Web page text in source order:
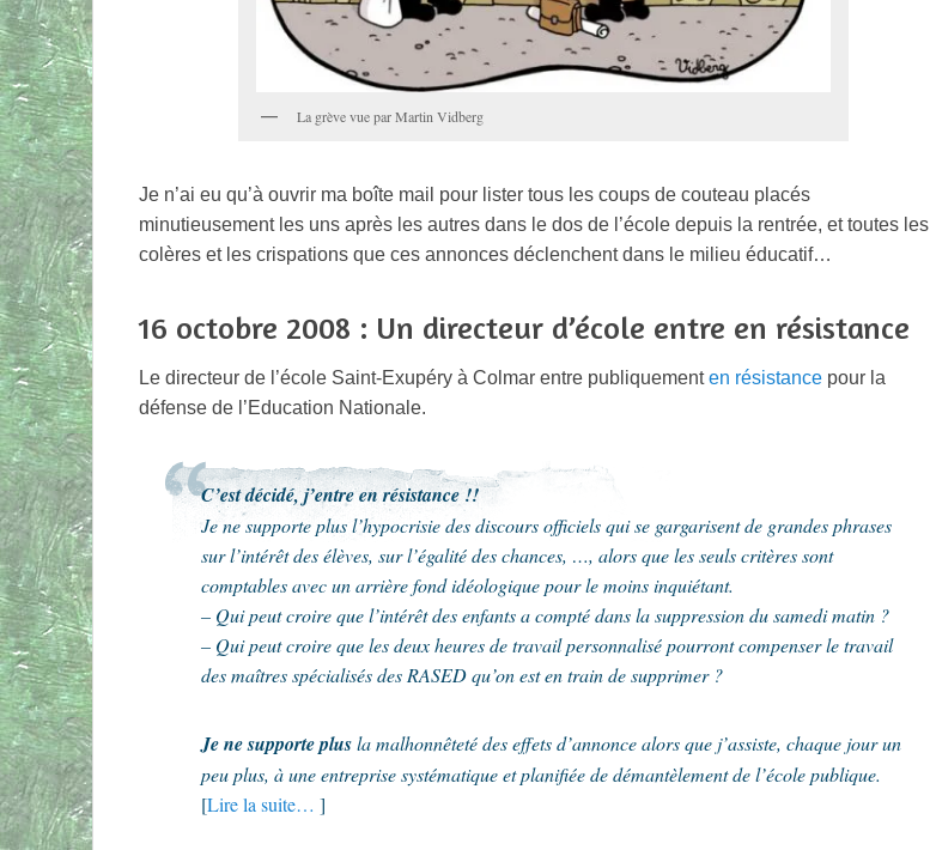
La grève vue par Martin Vidberg
Je n’ai eu qu’à ouvrir ma boîte mail pour lister tous les coups de couteau placés
minutieusement les uns après les autres dans le dos de l’école depuis la rentrée, et toutes les
colères et les crispations que ces annonces déclenchent dans le milieu éducatif…
16 octobre 2008 : Un directeur d’école entre en résistance
Le directeur de l’école Saint-Exupéry à Colmar entre publiquementen résistance pour la
défense de l’Education Nationale.
C’est décidé, j’entre en résistance !!
Je ne supporte plus l’hypocrisie des discours officiels qui se gargarisent de grandes phrases
sur l’intérêt des élèves, sur l’égalité des chances, …, alors que les seuls critères sont
comptables avec un arrière fond idéologique pour le moins inquiétant.
– Qui peut croire que l’intérêt des enfants a compté dans la suppression du samedi matin ?
– Qui peut croire que les deux heures de travail personnalisé pourront compenser le travail
des maîtres spécialisés des RASED qu’on est en train de supprimer ?
Je ne supporte plusla malhonnêteté des effets d’annonce alors que j’assiste, chaque jour un
peu plus, à une entreprise systématique et planifiée de démantèlement de l’école publique.
[Lire la suite… ]